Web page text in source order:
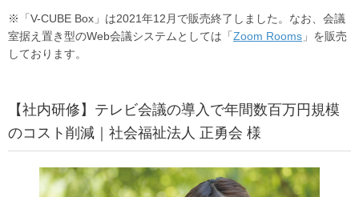
※「V-CUBE Box」は2021年12月で販売終了しました。なお、会議
室据え置き型のWeb会議システムとしては「 Zoom Rooms 」を販売
しております。
【社内研修】テレビ会議の導入で年間数百万円規模
のコスト削減｜社会福祉法人 正勇会 様